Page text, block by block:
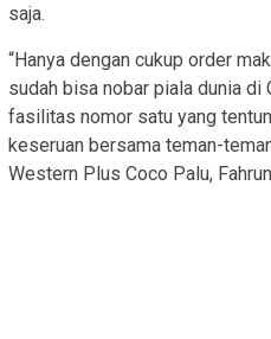
saja.
“Hanya dengan cukup order
sudah bisa nobar piala dunia di
fasilitas nomor satu yang
keseruan bersama teman-
Western Plus Coco Palu,